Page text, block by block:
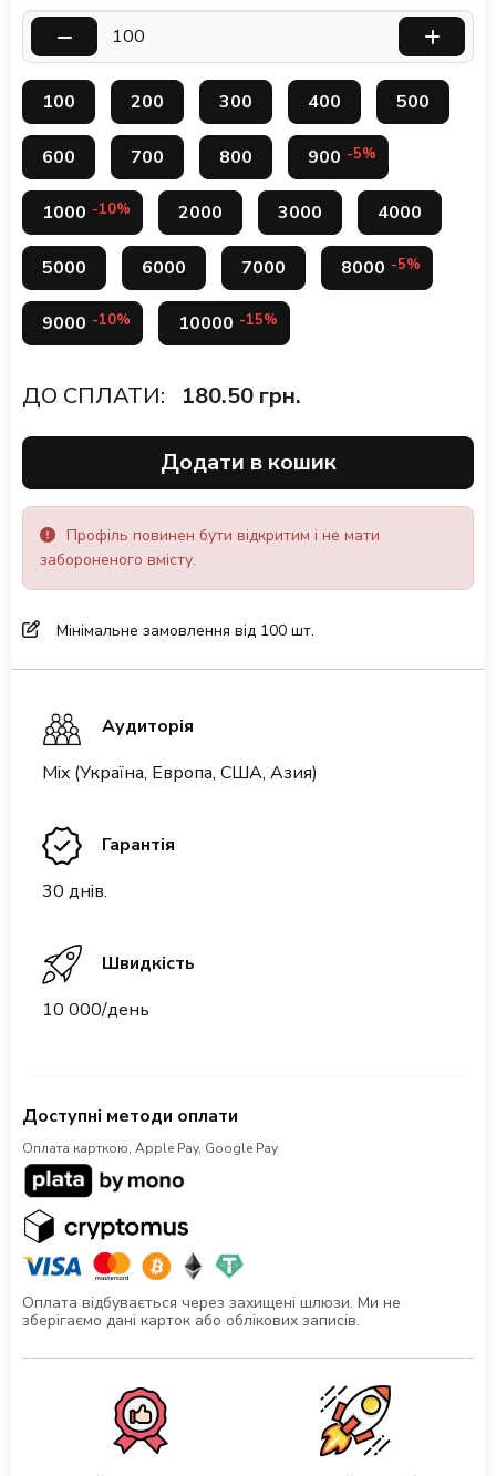
100 200 300 400 500
600 700 800 900 -5%
1000 -10% 2000 3000 4000
5000 6000 7000 8000 -5%
9000 -10% 10000 -15%
ДО СПЛАТИ: 180.50 грн.
Додати в кошик
Профіль повинен бути відкритим і не мати
забороненого вмісту.
Мінімальне замовлення від 100 шт.
Аудиторія
Mix (Україна, Европа, США, Азия)
Гарантія
30 днів.
Швидкість
10 000/день
Доступні методи оплати
Оплата карткою, Apple Pay, Google Pay
Оплата відбувається через захищені шлюзи. Ми не
зберігаємо дані карток або облікових записів.